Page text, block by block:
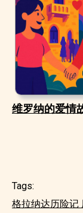
维罗纳的爱情
Tags:
格拉纳达历险记